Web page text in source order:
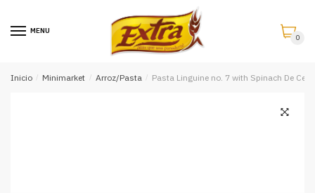
MENU
0
Inicio / Minimarket / Arroz/Pasta / Pasta Linguine no. 7 with Spinach De